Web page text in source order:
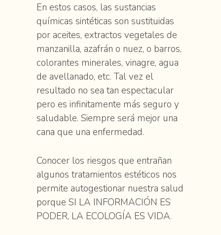
En estos casos, las sustancias
químicas sintéticas son sustituidas
por aceites, extractos vegetales de
manzanilla, azafrán o nuez, o barros,
colorantes minerales, vinagre, agua
de avellanado, etc. Tal vez el
resultado no sea tan espectacular
pero es infinitamente más seguro y
saludable. Siempre será mejor una
cana que una enfermedad.
Conocer los riesgos que entrañan
algunos tratamientos estéticos nos
permite autogestionar nuestra salud
porque SI LA INFORMACIÓN ES
PODER, LA ECOLOGÍA ES VIDA.